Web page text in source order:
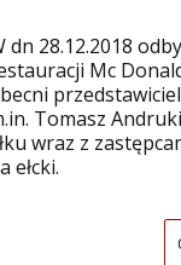
dn 28.12.2018
Mc
Tomasz
wraz z
ełcki.